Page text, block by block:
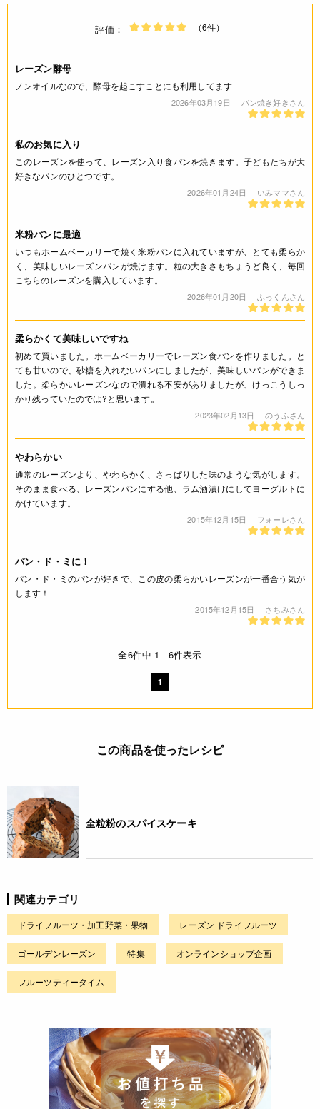
評価： （6件）
レーズン酵母
ノンオイルなので、酵母を起こすことにも利用してます
2026年03月19日 パン焼き好きさん
私のお気に入り
このレーズンを使って、レーズン入り食パンを焼きます。子どもたちが大
好きなパンのひとつです。
2026年01月24日 いみママさん
米粉パンに最適
いつもホームベーカリーで焼く米粉パンに入れていますが、とても柔らか
く、美味しいレーズンパンが焼けます。粒の大きさもちょうど良く、毎回
こちらのレーズンを購入しています。
2026年01月20日 ふっくんさん
柔らかくて美味しいですね
初めて買いました。ホームベーカリーでレーズン食パンを作りました。と
ても甘いので、砂糖を入れないパンにしましたが、美味しいパンができま
した。柔らかいレーズンなので潰れる不安がありましたが、けっこうしっ
かり残っていたのでは?と思います。
2023年02月13日 のうふさん
やわらかい
通常のレーズンより、やわらかく、さっぱりした味のような気がします。
そのまま食べる、レーズンパンにする他、ラム酒漬けにしてヨーグルトに
かけています。
2015年12月15日 フォーレさん
パン・ド・ミに！
パン・ド・ミのパンが好きで、この皮の柔らかいレーズンが一番合う気が
します！
2015年12月15日 さちみさん
全6件中 1 - 6件表示
1
この商品を使ったレシピ
全粒粉のスパイスケーキ
関連カテゴリ
ドライフルーツ・加工野菜・果物 レーズン ドライフルーツ
ゴールデンレーズン 特集 オンラインショップ企画
フルーツティータイム